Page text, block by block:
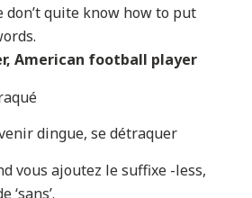
quite know how to put
American football player
dingue, se détraquer
vous ajoutez le suffixe -less,
‘sans’.